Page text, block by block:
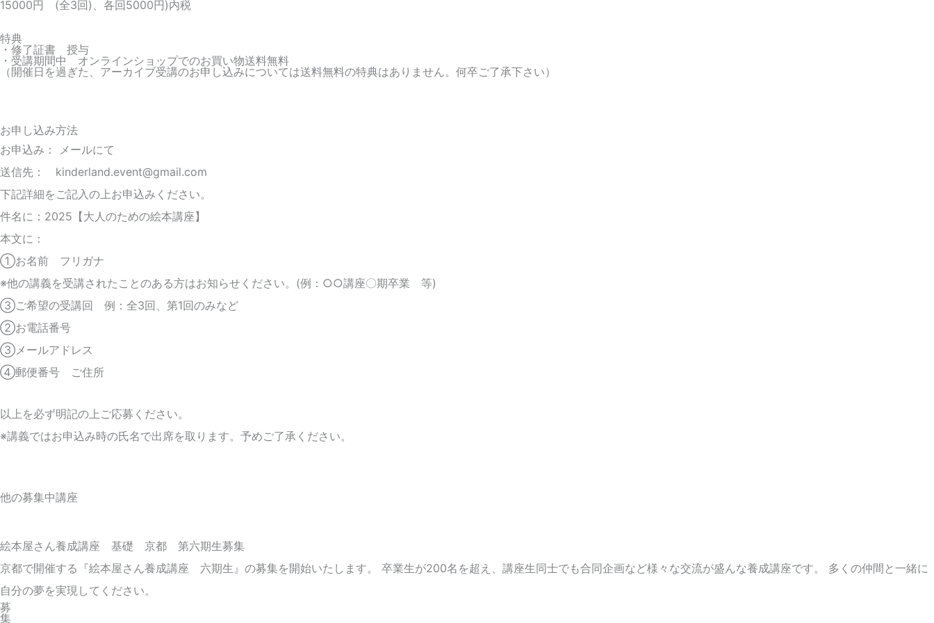
15000円 (全3回)、各回5000円)内税
特典
・修了証書 授与
・受講期間中 オンラインショップでのお買い物送料無料
（開催日を過ぎた、アーカイブ受講のお申し込みについては送料無料の特典はありません。何卒ご了承下さい）
お申し込み方法
お申込み： メールにて
送信先： kinderland.event@gmail.com
下記詳細をご記入の上お申込みください。
件名に：2025【大人のための絵本講座】
本文に：
①お名前 フリガナ
※他の講義を受講されたことのある方はお知らせください。(例：○○講座〇期卒業 等)
③ご希望の受講回 例：全3回、第1回のみなど
②お電話番号
③メールアドレス
④郵便番号 ご住所
以上を必ず明記の上ご応募ください。
※講義ではお申込み時の氏名で出席を取ります。予めご了承ください。
他の募集中講座
絵本屋さん養成講座 基礎 京都 第六期生募集
京都で開催する『絵本屋さん養成講座 六期生』の募集を開始いたします。 卒業生が200名を超え、講座生同士でも合同企画など様々な交流が盛んな養成講座です。 多くの仲間と一緒に
自分の夢を実現してください。
募
集